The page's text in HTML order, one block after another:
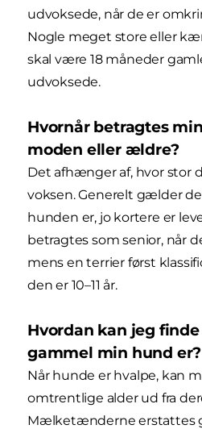
udvoksede, når de er
Nogle meget store eller
skal være 18 måneder
udvoksede.
Hvornår betragtes
moden eller ældre?
Det afhænger af, hvor stor
voksen. Generelt gælder
hunden er, jo kortere er
betragtes som senior, når
mens en terrier først
den er 10–11 år.
Hvordan kan jeg
gammel min hund er?
Når hunde er hvalpe, kan
omtrentlige alder ud fra
Mælketænderne erstattes